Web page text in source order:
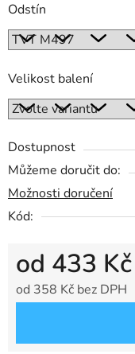
Odstín
Velikost balení
Dostupnost
Můžeme doručit do:
Možnosti doručení
Kód:
od 433 Kč
od 358 Kč bez DPH